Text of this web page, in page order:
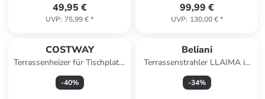
49,95 €
UVP: 75,99 €*
99,99 €
UVP: 130,00 €*
COSTWAY
Terrassenheizer für Tischplatte
4kW in Schwarz
-40%
Beliani
Terrassenstrahler LLAIMA in
Kupfer - (W) 30 x (H) 90 x (L)
30 cm
-34%